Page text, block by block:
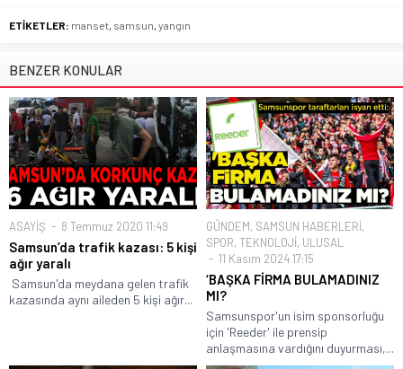
ETİKETLER: manset, samsun, yangın
BENZER KONULAR
ASAYİŞ 8 Temmuz 2020 11:49
Samsun’da trafik kazası: 5 kişi
ağır yaralı
Samsun'da meydana gelen trafik
kazasında aynı aileden 5 kişi ağır...
GÜNDEM, SAMSUN HABERLERİ,
SPOR, TEKNOLOJİ, ULUSAL
11 Kasım 2024 17:15
‘BAŞKA FİRMA BULAMADINIZ
MI?
Samsunspor'un isim sponsorluğu
için 'Reeder' ile prensip
anlaşmasına vardığını duyurması,...